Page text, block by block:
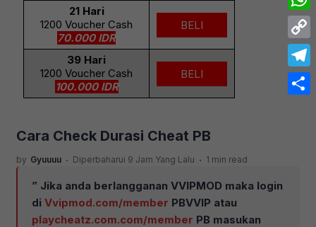
21 Hari
1200 Voucher Cash
70.000 IDR
BELI
39 Hari
1200 Voucher Cash
100.000 IDR
BELI
Cara Check Durasi Cheat PB
by Gyuuuu . Diperbaharui 9 Jam Yang Lalu . 1 min read
” Jika anda berlangganan VVIPMOD maka login
di Vvipmod.com/member PBVVIP atau
playcheatz.com.com/member PB masukan
Copy
Link